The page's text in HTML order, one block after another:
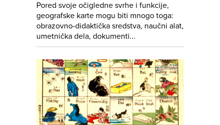
Pored svoje očigledne svrhe i funkcije,
geografske karte mogu biti mnogo toga:
obrazovno-didaktička sredstva, naučni alat,
umetnička dela, dokumenti...